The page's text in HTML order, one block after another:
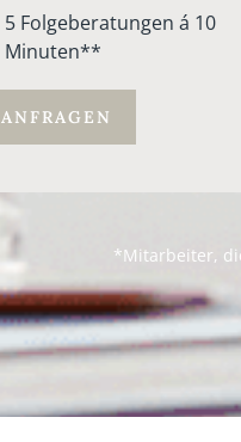
5 Folgeberatungen á 10
Minuten**
ANFRAGEN
*Mitarbeiter,